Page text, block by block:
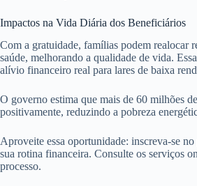
Impactos na Vida Diária dos Beneficiários
Com a gratuidade, famílias podem realocar
saúde, melhorando a qualidade de vida.
alívio financeiro real para lares de baixa
O governo estima que mais de 60 milhões
positivamente, reduzindo a pobreza
Aproveite essa oportunidade: inscreva-se
sua rotina financeira. Consulte os serviços
processo.